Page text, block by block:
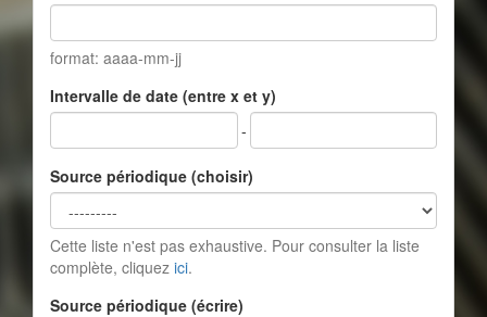
format: aaaa-mm-jj
Intervalle de date (entre x et y)
-
Source périodique (choisir)
Cette liste n'est pas exhaustive. Pour consulter la liste
complète, cliquez ici.
Source périodique (écrire)